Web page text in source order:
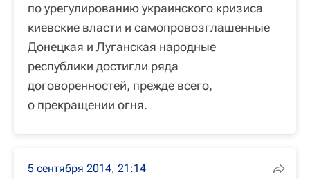
по урегулированию украинского кризиса
киевские власти и самопровозглашенные
Донецкая и Луганская народные
республики достигли ряда
договоренностей, прежде всего,
о прекращении огня.
5 сентября 2014, 21:14